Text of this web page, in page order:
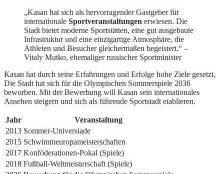
„Kasan hat sich als hervorragender Gastgeber für
internationale Sportveranstaltungen erwiesen. Die
Stadt bietet moderne Sportstätten, eine gut ausgebaute
Infrastruktur und eine einzigartige Atmosphäre, die
Athleten und Besucher gleichermaßen begeistert.“ –
Vitaly Mutko, ehemaliger russischer Sportminister
Kasan hat durch seine Erfahrungen und Erfolge hohe Ziele gesetzt.
Die Stadt hat sich für die Olympischen Sommerspiele 2036
beworben. Mit der Bewerbung will Kasan sein internationales
Ansehen steigern und sich als führende Sportstadt etablieren.
Jahr
Veranstaltung
2013 Sommer-Universiade
2015 Schwimmeuropameisterschaften
2017 Konföderationen-Pokal (Spiele)
2018 Fußball-Weltmeisterschaft (Spiele)